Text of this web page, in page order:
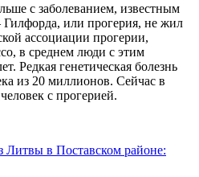
с заболеванием, известным
или прогерия, не жил
ассоциации прогерии,
в среднем люди с этим
Редкая генетическая болезнь
из 20 миллионов. Сейчас в
с прогерией.
Литвы в Поставском районе: